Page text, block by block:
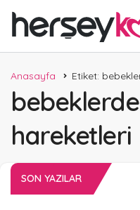
Anasayfa Etiket:
hareketleri
SON YAZILAR